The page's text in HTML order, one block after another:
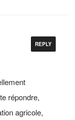
REPLY
répondre,
agricole,